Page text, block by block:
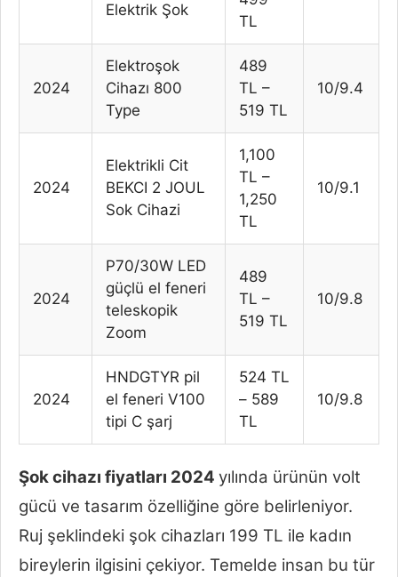
Elektrik Şok
TL
2024
Elektroşok
Cihazı 800
Type
489
TL –
519 TL
10/9.4
2024
Elektrikli Cit
BEKCI 2 JOUL
Sok Cihazi
1,100
TL –
1,250
TL
10/9.1
2024
P70/30W LED
güçlü el feneri
teleskopik
Zoom
489
TL –
519 TL
10/9.8
2024
HNDGTYR pil
el feneri V100
tipi C şarj
524 TL
– 589
TL
10/9.8
Şok cihazı fiyatları 2024 yılında ürünün volt
gücü ve tasarım özelliğine göre belirleniyor.
Ruj şeklindeki şok cihazları 199 TL ile kadın
bireylerin ilgisini çekiyor. Temelde insan bu tür